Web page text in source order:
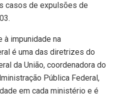
casos de expulsões de
à impunidade na
é uma das diretrizes do
da União, coordenadora do
Pública Federal,
em cada ministério e é